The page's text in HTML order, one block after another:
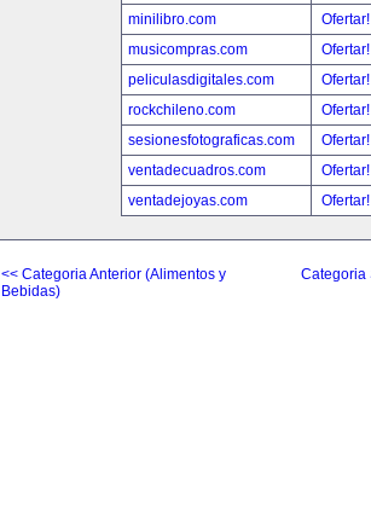
minilibro.com
musicompras.com
peliculasdigitales.com
rockchileno.com
sesionesfotograficas.com
ventadecuadros.com
ventadejoyas.com
<< Categoria Anterior (Alimentos y
Bebidas)
Categoria